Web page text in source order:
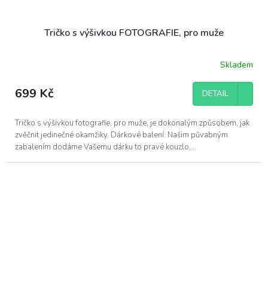
Tričko s výšivkou FOTOGRAFIE, pro muže
Skladem
699 Kč DETAIL
Tričko s výšivkou fotografie, pro muže, je dokonalým způsobem, jak
zvěčnit jedinečné okamžiky. Dárkové balení: Našim půvabným
zabalením dodáme Vašemu dárku to pravé kouzlo,...